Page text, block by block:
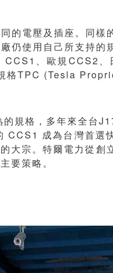
的電壓及插座。同樣
仍使用自己所支持的
、歐規CCS2
格TPC (Tesla
規格，多年來全台
成為台灣首選
大宗。特爾電力從創
要策略。